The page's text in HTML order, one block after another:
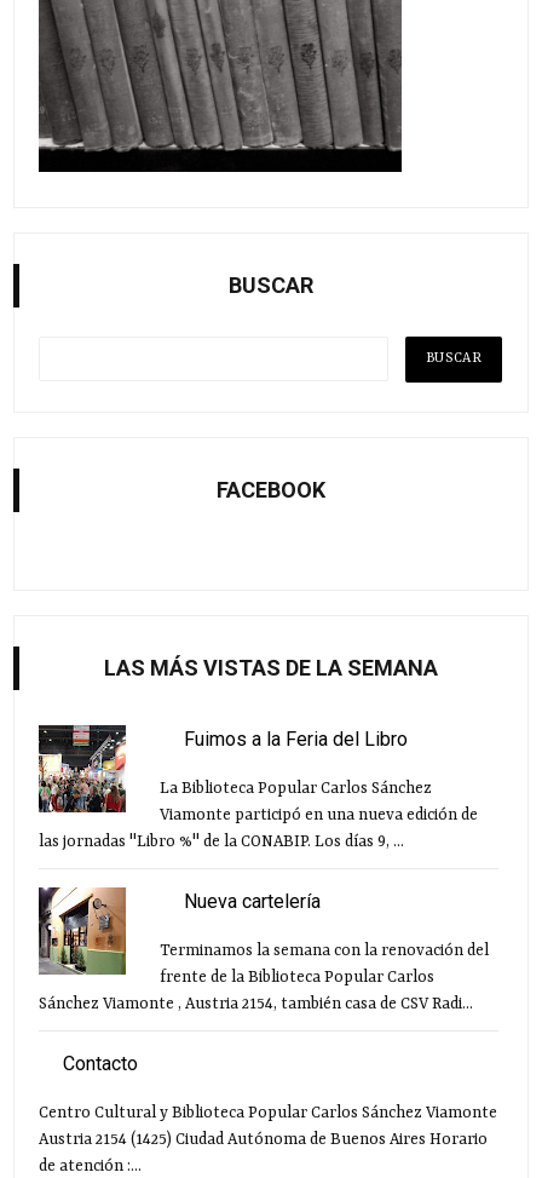
BUSCAR
FACEBOOK
LAS MÁS VISTAS DE LA SEMANA
Fuimos a la Feria del Libro
La Biblioteca Popular Carlos Sánchez
Viamonte participó en una nueva edición de
las jornadas "Libro %" de la CONABIP. Los días 9, ...
Nueva cartelería
Terminamos la semana con la renovación del
frente de la Biblioteca Popular Carlos
Sánchez Viamonte , Austria 2154, también casa de CSV Radi...
Contacto
Centro Cultural y Biblioteca Popular Carlos Sánchez Viamonte
Austria 2154 (1425) Ciudad Autónoma de Buenos Aires Horario
de atención :...